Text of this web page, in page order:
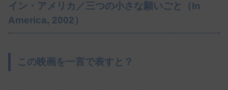
イン・アメリカ／三つの小さな願いごと（In
America, 2002）
この映画を一言で表すと？